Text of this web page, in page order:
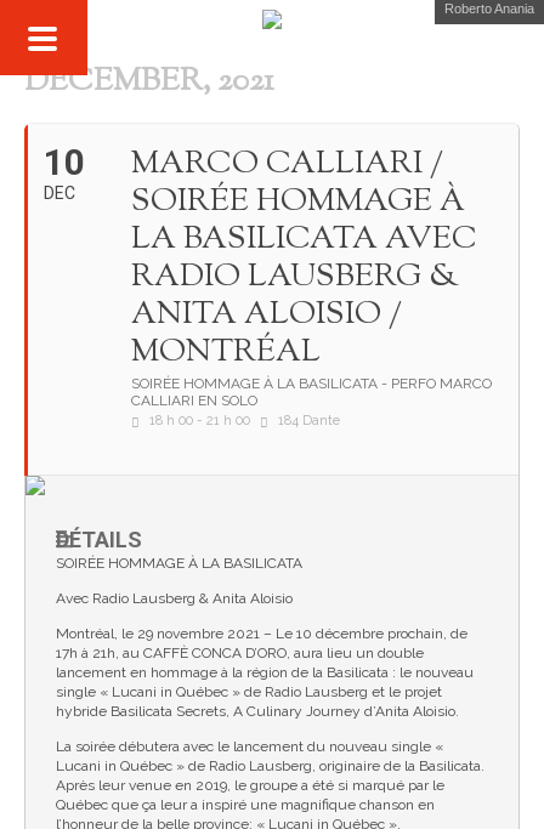
Roberto Anania
DECEMBER, 2021
10
DEC
MARCO CALLIARI /
SOIRÉE HOMMAGE À
LA BASILICATA AVEC
RADIO LAUSBERG &
ANITA ALOISIO /
MONTRÉAL
SOIRÉE HOMMAGE À LA BASILICATA - PERFO MARCO
CALLIARI EN SOLO
18 h 00 - 21 h 00 184 Dante
DÉTAILS
SOIRÉE HOMMAGE À LA BASILICATA
Avec Radio Lausberg & Anita Aloisio
Montréal, le 29 novembre 2021 – Le 10 décembre prochain, de
17h à 21h, au CAFFÈ CONCA D’ORO, aura lieu un double
lancement en hommage à la région de la Basilicata : le nouveau
single « Lucani in Québec » de Radio Lausberg et le projet
hybride Basilicata Secrets, A Culinary Journey d’Anita Aloisio.
La soirée débutera avec le lancement du nouveau single «
Lucani in Québec » de Radio Lausberg, originaire de la Basilicata.
Après leur venue en 2019, le groupe a été si marqué par le
Québec que ça leur a inspiré une magnifique chanson en
l’honneur de la belle province: « Lucani in Québec ».